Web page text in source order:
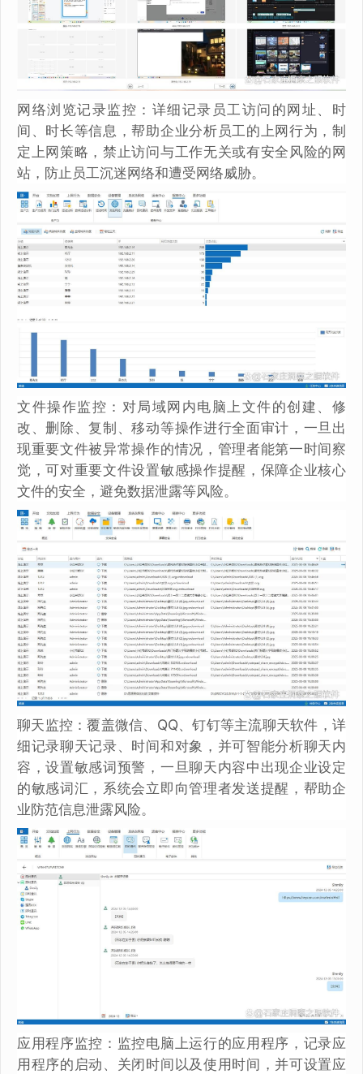
网络浏览记录监控：详细记录员工访问的网址、时
间、时长等信息，帮助企业分析员工的上网行为，制
定上网策略，禁止访问与工作无关或有安全风险的网
站，防止员工沉迷网络和遭受网络威胁。
文件操作监控：对局域网内电脑上文件的创建、修
改、删除、复制、移动等操作进行全面审计，一旦出
现重要文件被异常操作的情况，管理者能第一时间察
觉，可对重要文件设置敏感操作提醒，保障企业核心
文件的安全，避免数据泄露等风险。
聊天监控：覆盖微信、QQ、钉钉等主流聊天软件，详
细记录聊天记录、时间和对象，并可智能分析聊天内
容，设置敏感词预警，一旦聊天内容中出现企业设定
的敏感词汇，系统会立即向管理者发送提醒，帮助企
业防范信息泄露风险。
应用程序监控：监控电脑上运行的应用程序，记录应
用程序的启动、关闭时间以及使用时间，并可设置应